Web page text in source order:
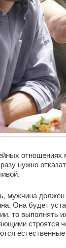
отношениях
нужно
мужчина
Она будет
то выполнять
строятся